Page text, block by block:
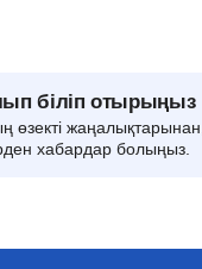
біліп отырыңыз
өзекті
хабардар болыңыз.